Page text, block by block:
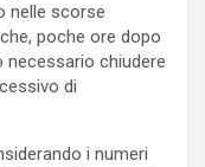
nelle scorse
poche ore dopo
necessario chiudere
di
i numeri